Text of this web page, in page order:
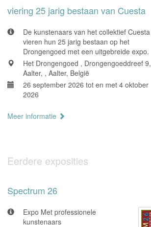
viering 25 jarig bestaan van Cuesta
De kunstenaars van het collektief Cuesta
vieren hun 25 jarig bestaan op het
Drongengoed met een uitgebreide expo.
Het Drongengoed , Drongengoeddreef 9,
Aalter, , Aalter, België
26 september 2026 tot en met 4 oktober
2026
Meer informatie
Eerdere exposities
Spectrum 26
Expo Met professionele
kunstenaars